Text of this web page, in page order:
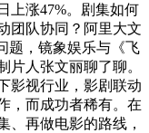
上涨47%。剧集如何
团队协同？阿里大文
题，镜象娱乐与《飞
片人张文丽聊了聊。
影视行业，影剧联动
，而成功者稀有。在
、再做电影的路线，